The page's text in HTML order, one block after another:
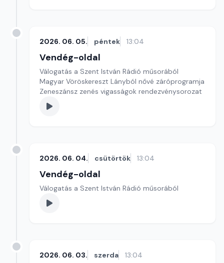
2026. 06. 05. péntek 13:04
Vendég-oldal
Válogatás a Szent István Rádió műsorából
Magyar Vöröskereszt Lányból nővé záróprogramja
Zeneszánsz zenés vigasságok rendezvénysorozat
2026. 06. 04. csütörtök 13:04
Vendég-oldal
Válogatás a Szent István Rádió műsorából
2026. 06. 03. szerda 13:04